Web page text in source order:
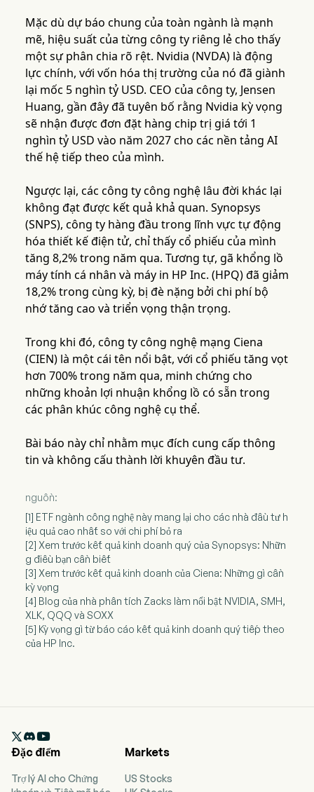
Mặc dù dự báo chung của toàn ngành là mạnh
mẽ, hiệu suất của từng công ty riêng lẻ cho thấy
một sự phân chia rõ rệt. Nvidia (NVDA) là động
lực chính, với vốn hóa thị trường của nó đã giành
lại mốc 5 nghìn tỷ USD. CEO của công ty, Jensen
Huang, gần đây đã tuyên bố rằng Nvidia kỳ vọng
sẽ nhận được đơn đặt hàng chip trị giá tới 1
nghìn tỷ USD vào năm 2027 cho các nền tảng AI
thế hệ tiếp theo của mình.
Ngược lại, các công ty công nghệ lâu đời khác lại
không đạt được kết quả khả quan. Synopsys
(SNPS), công ty hàng đầu trong lĩnh vực tự động
hóa thiết kế điện tử, chỉ thấy cổ phiếu của mình
tăng 8,2% trong năm qua. Tương tự, gã khổng lồ
máy tính cá nhân và máy in HP Inc. (HPQ) đã giảm
18,2% trong cùng kỳ, bị đè nặng bởi chi phí bộ
nhớ tăng cao và triển vọng thận trọng.
Trong khi đó, công ty công nghệ mạng Ciena
(CIEN) là một cái tên nổi bật, với cổ phiếu tăng vọt
hơn 700% trong năm qua, minh chứng cho
những khoản lợi nhuận khổng lồ có sẵn trong
các phân khúc công nghệ cụ thể.
Bài báo này chỉ nhằm mục đích cung cấp thông
tin và không cấu thành lời khuyên đầu tư.
nguồn:
[1] ETF ngành công nghệ này mang lại cho các nhà đầu tư h
iệu quả cao nhất so với chi phí bỏ ra
[2] Xem trước kết quả kinh doanh quý của Synopsys: Nhữn
g điều bạn cần biết
[3] Xem trước kết quả kinh doanh của Ciena: Những gì cần
kỳ vọng
[4] Blog của nhà phân tích Zacks làm nổi bật NVIDIA, SMH,
XLK, QQQ và SOXX
[5] Kỳ vọng gì từ báo cáo kết quả kinh doanh quý tiếp theo
của HP Inc.

Đặc điểm
Trợ lý AI cho Chứng
Markets
US Stocks